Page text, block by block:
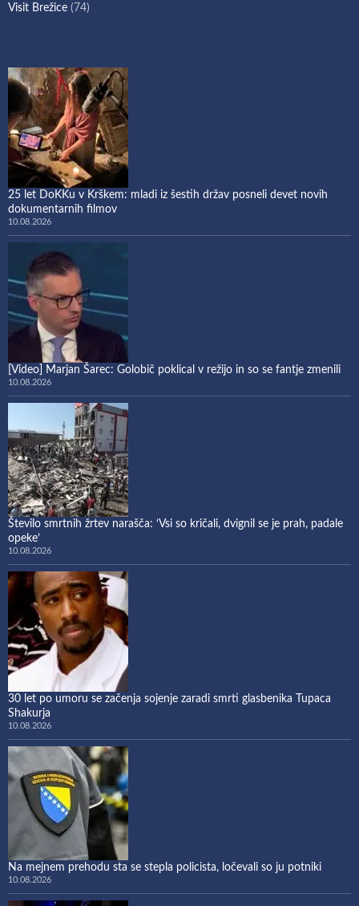
Visit Brežice (74)
25 let DoKKu v Krškem: mladi iz šestih držav posneli devet novih
dokumentarnih filmov
10.08.2026
[Video] Marjan Šarec: Golobič poklical v režijo in so se fantje zmenili
10.08.2026
Število smrtnih žrtev narašča: ‘Vsi so kričali, dvignil se je prah, padale
opeke’
10.08.2026
30 let po umoru se začenja sojenje zaradi smrti glasbenika Tupaca
Shakurja
10.08.2026
Na mejnem prehodu sta se stepla policista, ločevali so ju potniki
10.08.2026